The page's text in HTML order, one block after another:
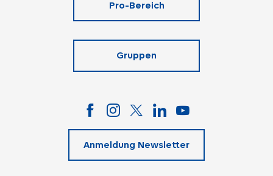
Pro-Bereich
Gruppen
Anmeldung Newsletter